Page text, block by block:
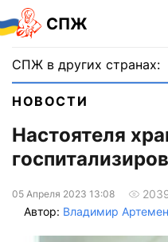
СПЖ
СПЖ в других странах:
НОВОСТИ
Настоятеля
05 Апреля 2023 13:08
Автор: Владимир